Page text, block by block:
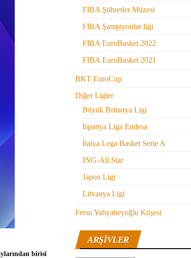
birisi
FIBA Şöhretler Müzesi
FIBA Şampiyonlar ligi
FIBA EuroBasket 2022
FIBA EuroBasket 2021
BKT EuroCup
Diğer Ligler
Büyük Britanya Ligi
İspanya Liga Endesa
İtalya Lega Basket Serie A
ING-All Star
Japon Ligi
Litvanya Ligi
Fersu Yahyabeyoğlu Köşesi
ARŞIVLER